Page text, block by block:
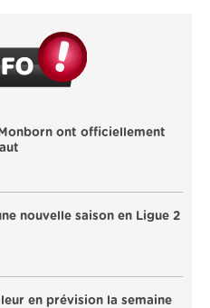
ont officiellement
nouvelle saison en Ligue 2
en prévision la semaine